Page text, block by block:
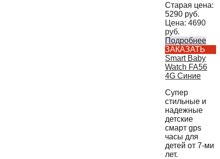
Старая цена:
5290 руб.
Цена: 4690
руб.
Подробнее
ЗАКАЗАТЬ
Smart Baby
Watch FA56
4G Синие
Супер
стильные и
надежные
детские
смарт gps
часы для
детей от 7-ми
лет.